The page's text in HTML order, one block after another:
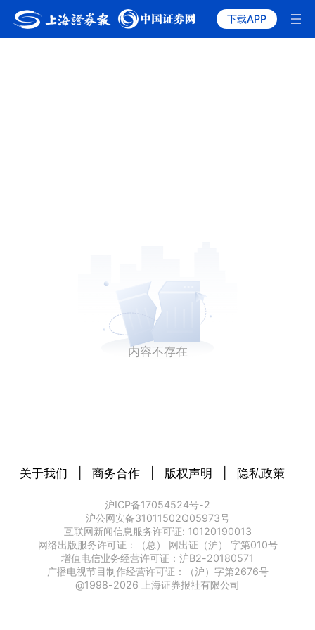
下载APP
内容不存在
关于我们 商务合作 版权声明 隐私政策
沪ICP备17054524号-2
沪公网安备31011502Q05973号
互联网新闻信息服务许可证: 10120190013
网络出版服务许可证：（总） 网出证（沪） 字第010号
增值电信业务经营许可证：沪B2-20180571
广播电视节目制作经营许可证：（沪）字第2676号
@1998-2026 上海证券报社有限公司